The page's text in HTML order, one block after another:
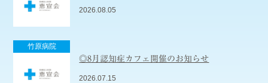
2026.08.05
竹原病院
2026.07.15
◎8月認知症カフェ開催のお知らせ